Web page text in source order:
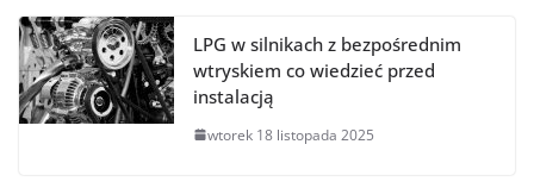
LPG w silnikach z bezpośrednim
wtryskiem co wiedzieć przed
instalacją
wtorek 18 listopada 2025